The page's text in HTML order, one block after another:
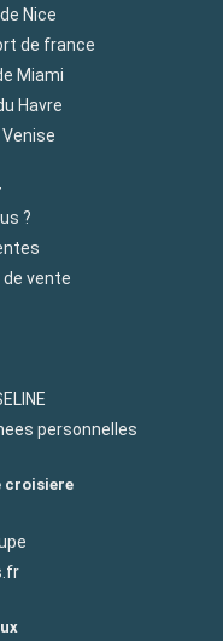
Nice
de france
Miami
Havre
?
vente
personnelles
croisiere